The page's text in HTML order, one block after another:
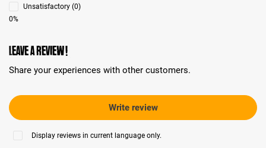
Unsatisfactory (0)
0%
Leave a review!
Share your experiences with other customers.
Write review
Display reviews in current language only.